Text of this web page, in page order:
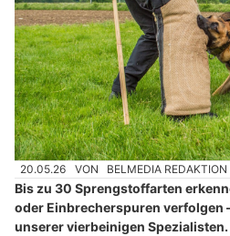
20.05.26 VON BELMEDIA REDAKTION
Bis zu 30 Sprengstoffarten
oder Einbrecherspuren verfolgen
unserer vierbeinigen Spezialisten.